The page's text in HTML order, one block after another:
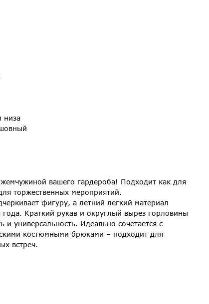
низа
жемчужиной вашего гардероба! Подходит как для
торжественных мероприятий.
фигуру, а летний легкий материал
Краткий рукав и округлый вырез горловины
и универсальность. Идеально сочетается с
костюмными брюками – подходит для
встреч.